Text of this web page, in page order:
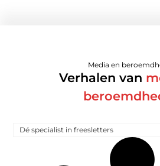
Media en
Verhalen van
Dé specialist in freesletters